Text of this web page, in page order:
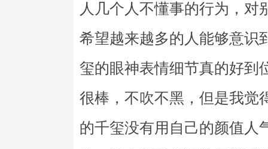
人几个人不懂事的行为，对
希望越来越多的人能够意识
玺的眼神表情细节真的好到
很棒，不吹不黑，但是我觉
的千玺没有用自己的颜值人